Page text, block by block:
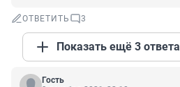
ОТВЕТИТЬ 3
Показать ещё 3 ответа
Гость